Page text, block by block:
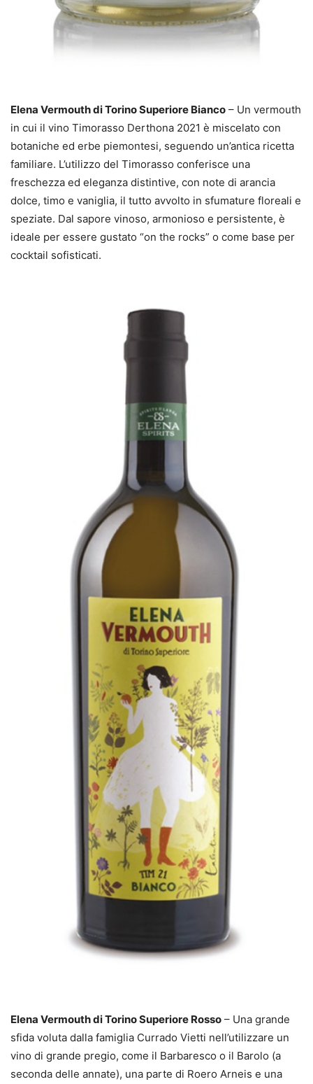
Elena Vermouth di Torino Superiore Bianco – Un vermouth
in cui il vino Timorasso Derthona 2021 è miscelato con
botaniche ed erbe piemontesi, seguendo un’antica ricetta
familiare. L’utilizzo del Timorasso conferisce una
freschezza ed eleganza distintive, con note di arancia
dolce, timo e vaniglia, il tutto avvolto in sfumature floreali e
speziate. Dal sapore vinoso, armonioso e persistente, è
ideale per essere gustato “on the rocks” o come base per
cocktail sofisticati.
Elena Vermouth di Torino Superiore Rosso – Una grande
sfida voluta dalla famiglia Currado Vietti nell’utilizzare un
vino di grande pregio, come il Barbaresco o il Barolo (a
seconda delle annate), una parte di Roero Arneis e una